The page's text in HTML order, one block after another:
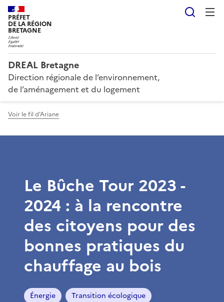
PRÉFET
DE LA RÉGION
BRETAGNE
DREAL Bretagne
Direction régionale de l’environnement,
de l’aménagement et du logement
Voir le fil d'Ariane
Le Bûche Tour 2023 -
2024 : à la rencontre
des citoyens pour des
bonnes pratiques du
chauffage au bois
Énergie Transition écologique